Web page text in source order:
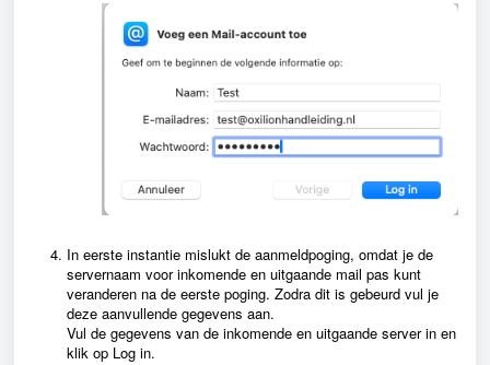
In eerste instantie mislukt de aanmeldpoging, omdat je de
servernaam voor inkomende en uitgaande mail pas kunt
veranderen na de eerste poging. Zodra dit is gebeurd vul je
deze aanvullende gegevens aan.
Vul de gegevens van de inkomende en uitgaande server in en
klik op Log in.